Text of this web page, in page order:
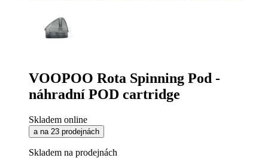
VOOPOO Rota Spinning Pod -
náhradní POD cartridge
Skladem online
a na 23 prodejnách
Skladem na prodejnách